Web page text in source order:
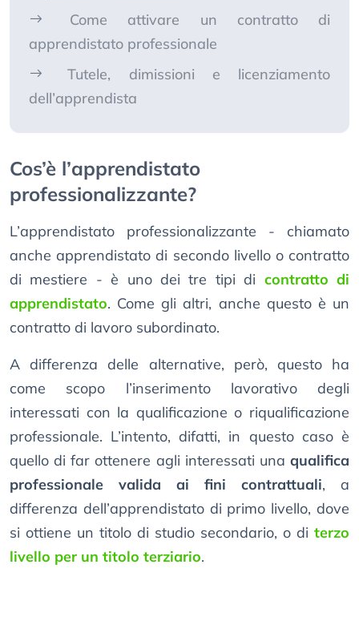
Come attivare un contratto di
apprendistato professionale
Tutele, dimissioni e licenziamento
dell’apprendista
Cos’è l’apprendistato
professionalizzante?
L’apprendistato professionalizzante - chiamato
anche apprendistato di secondo livello o contratto
di mestiere - è uno dei tre tipi di contratto di
apprendistato. Come gli altri, anche questo è un
contratto di lavoro subordinato.
A differenza delle alternative, però, questo ha
come scopo l’inserimento lavorativo degli
interessati con la qualificazione o riqualificazione
professionale. L’intento, difatti, in questo caso è
quello di far ottenere agli interessati una qualifica
professionale valida ai fini contrattuali, a
differenza dell’apprendistato di primo livello, dove
si ottiene un titolo di studio secondario, o di terzo
livello per un titolo terziario.